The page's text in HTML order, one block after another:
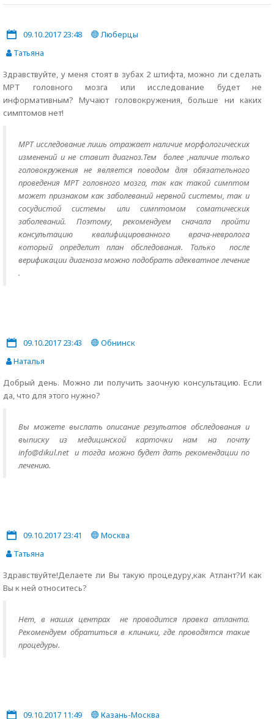
09.10.2017 23:48
Люберцы
Татьяна
Здравствуйте, у меня стоят в зубах 2 штифта, можно ли сделать
МРТ головного мозга или исследование будет не
информативным? Мучают головокружения, больше ни каких
симптомов нет!
МРТ исследование лишь отражает наличие морфологических
изменений и не ставит диагноз.Тем более ,наличие только
головокружения не является поводом для обязательного
проведения МРТ головного мозга, так как такой симптом
может признаком как заболеваний нервной системы, так и
сосудистой системы или симптомом соматических
заболеваний. Поэтому, рекомендуем сначала пройти
консультацию квалифицированного врача-невролога
который определит план обследования. Только после
верификации диагноза можно подобрать адекватное лечение
.
09.10.2017 23:43
Обнинск
Наталья
Добрый день. Можно ли получить заочную консультацию. Если
да, что для этого нужно?
Вы можете выслать описание резульатов обследования и
выписку из медицинской карточки нам на почту
info@dikul.net и тогда можно будет дать рекомендации по
лечению.
09.10.2017 23:41
Москва
Татьяна
Здравствуйте!Делаете ли Вы такую процедуру,как Атлант?И как
Вы к ней относитесь?
Нет, в наших центрах не проводится правка атланта.
Рекомендуем обратиться в клиники, где проводятся такие
процедуры.
09.10.2017 11:49
Казань-Москва